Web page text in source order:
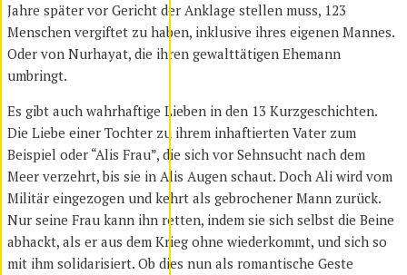
Jahre später vor Gericht der Anklage stellen muss, 123
Menschen vergiftet zu haben, inklusive ihres eigenen Mannes.
Oder von Nurhayat, die ihren gewalttätigen Ehemann
umbringt.
Es gibt auch wahrhaftige Lieben in den 13 Kurzgeschichten.
Die Liebe einer Tochter zu ihrem inhaftierten Vater zum
Beispiel oder “Alis Frau”, die sich vor Sehnsucht nach dem
Meer verzehrt, bis sie in Alis Augen schaut. Doch Ali wird vom
Militär eingezogen und kehrt als gebrochener Mann zurück.
Nur seine Frau kann ihn retten, indem sie sich selbst die Beine
abhackt, als er aus dem Krieg ohne wiederkommt, und sich so
mit ihm solidarisiert. Ob dies nun als romantische Geste